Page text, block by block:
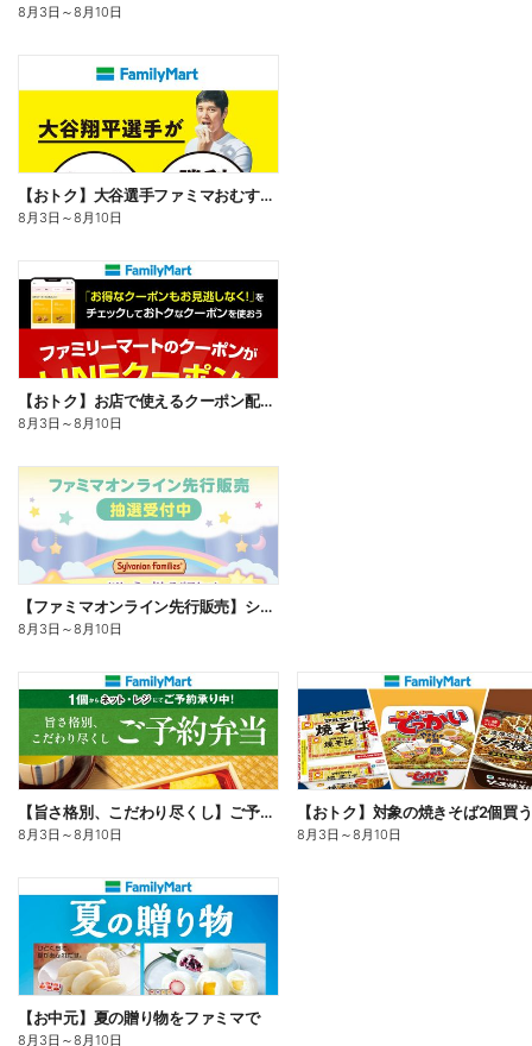
8月3日 ～8月10日
【おトク】大谷選手ファミマおむすび割
8月3日 ～8月10日
【おトク】お店で使えるクーポン配信中
8月3日 ～8月10日
【ファミマオンライン先行販売】シルバニアファミリー
8月3日 ～8月10日
【旨さ格別、こだわり尽くし】ご予約弁当
8月3日 ～8月10日 8月3日 ～8月10日
【お中元】夏の贈り物をファミマで
8月3日 ～8月10日